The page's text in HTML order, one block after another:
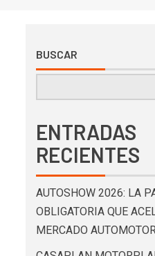
BUSCAR
ENTRADAS
RECIENTES
AUTOSHOW 2026: LA
OBLIGATORIA QUE
MERCADO